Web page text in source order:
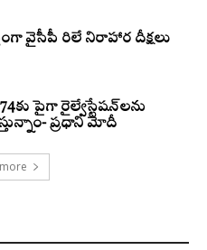
వైసీపీ రిలే నిరాహార దీక్షలు
పైగా రైల్వేస్టేషన్‌లను
ప్రధాని మోదీ